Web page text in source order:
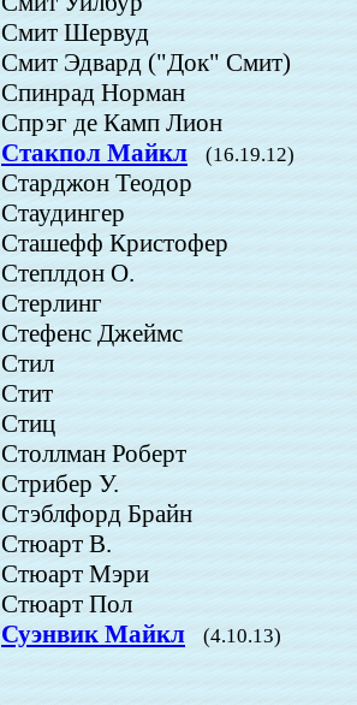
Смит Шервуд
Смит Эдвард ("Док" Смит)
Спинрад Норман
Спрэг де Камп Лион
Стакпол Майкл
(16.19.12)
Старджон Теодор
Стаудингер
Сташефф Кристофер
Степлдон О.
Стерлинг
Стефенс Джеймс
Стил
Стит
Стиц
Столлман Роберт
Стрибер У.
Стэблфорд Брайн
Стюарт В.
Стюарт Мэри
Стюарт Пол
Суэнвик Майкл
(4.10.13)